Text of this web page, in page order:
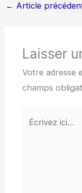
← Article
Laisser
Votre adresse
champs
Écrivez